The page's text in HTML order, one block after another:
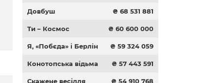
Довбуш ₴ 68 531 881
Ти – Космос ₴ 60 600 000
Я, «Побєда» і Берлін ₴ 59 324 059
Конотопська відьма ₴ 57 443 591
Скажене весілля ₴ 54 910 768